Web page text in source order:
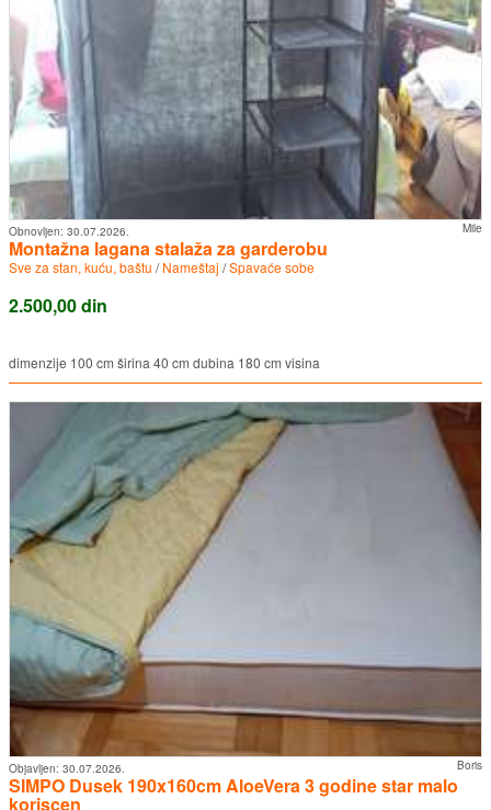
Mile
Obnovljen: 30.07.2026.
Montažna lagana stalaža za garderobu
Sve za stan, kuću, baštu /Nameštaj /Spavaće sobe
2.500,00 din
dimenzije 100 cm širina 40 cm dubina 180 cm visina
Boris
Objavljen: 30.07.2026.
SIMPO Dusek 190x160cm AloeVera 3 godine star malo
koriscen